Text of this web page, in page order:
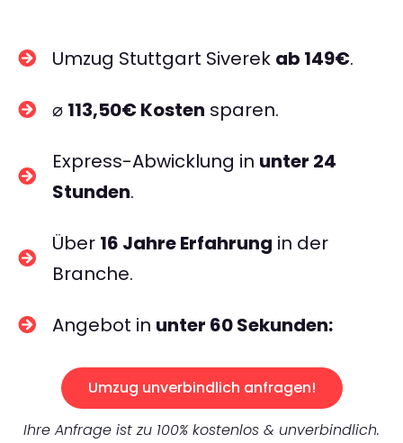
Umzug Stuttgart Siverek ab 149€.
⌀ 113,50€ Kosten sparen.
Express-Abwicklung in unter 24
Stunden.
Über 16 Jahre Erfahrung in der
Branche.
Angebot in unter 60 Sekunden:
Umzug unverbindlich anfragen!
Ihre Anfrage ist zu 100% kostenlos & unverbindlich.